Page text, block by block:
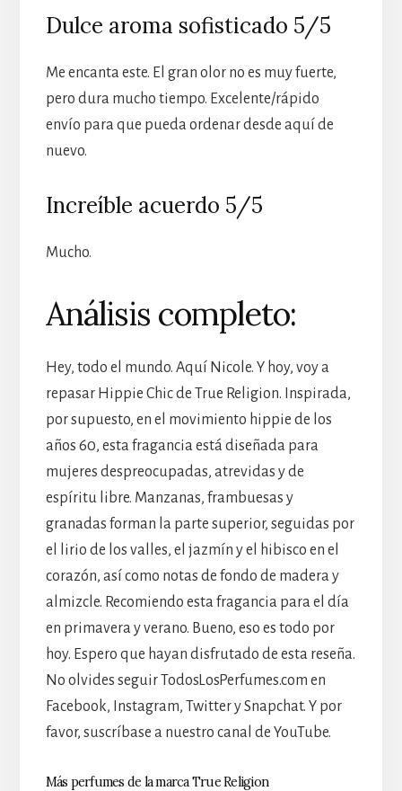
Dulce aroma sofisticado 5/5
Me encanta este. El gran olor no es muy fuerte,
pero dura mucho tiempo. Excelente/rápido
envío para que pueda ordenar desde aquí de
nuevo.
Increíble acuerdo 5/5
Mucho.
Análisis completo:
Hey, todo el mundo. Aquí Nicole. Y hoy, voy a
repasar Hippie Chic de True Religion. Inspirada,
por supuesto, en el movimiento hippie de los
años 60, esta fragancia está diseñada para
mujeres despreocupadas, atrevidas y de
espíritu libre. Manzanas, frambuesas y
granadas forman la parte superior, seguidas por
el lirio de los valles, el jazmín y el hibisco en el
corazón, así como notas de fondo de madera y
almizcle. Recomiendo esta fragancia para el día
en primavera y verano. Bueno, eso es todo por
hoy. Espero que hayan disfrutado de esta reseña.
No olvides seguir TodosLosPerfumes.com en
Facebook, Instagram, Twitter y Snapchat. Y por
favor, suscríbase a nuestro canal de YouTube.
Más perfumes de la marca True Religion